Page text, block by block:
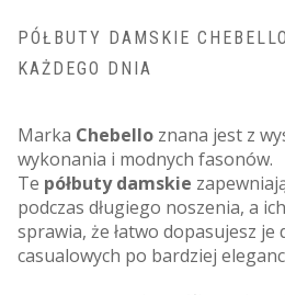
PÓŁBUTY DAMSKIE
KAŻDEGO DNIA
Marka Chebello znana jest z
wykonania i modnych fasonów.
Te półbuty damskie
podczas długiego noszenia, a
sprawia, że łatwo dopasujesz je
casualowych po bardziej